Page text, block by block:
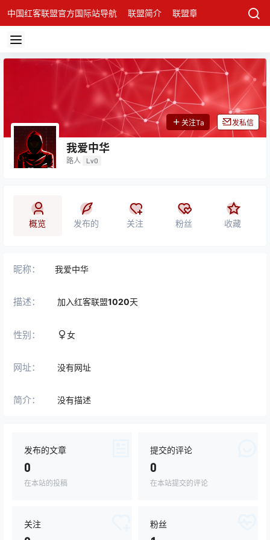
中国红客联盟官方国际站导航 联盟简介 联盟章程 联盟架构
我爱中华
路人 Lv0
关注Ta 发私信
概览 发布的 关注 粉丝 收藏
昵称： 我爱中华
描述： 加入红客联盟1020天
性别： 女
网址： 没有网址
简介： 没有描述
发布的文章
0
在本站的投稿
提交的评论
0
在本站提交的评论
关注 粉丝